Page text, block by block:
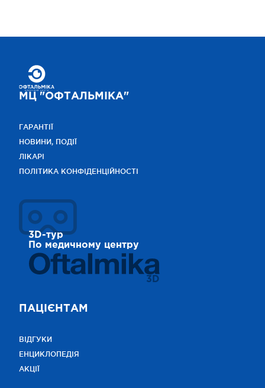
МЦ "ОФТАЛЬМІКА"
ГАРАНТІЇ
НОВИНИ, ПОДІЇ
ЛІКАРІ
ПОЛІТИКА КОНФІДЕНЦІЙНОСТІ
3D-тур
По медичному центру
3D
ПАЦІЄНТАМ
ВІДГУКИ
ЕНЦИКЛОПЕДІЯ
АКЦІЇ